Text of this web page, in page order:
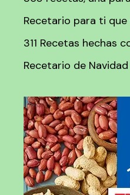
Recetario para ti
311 Recetas hechas
Recetario de Navidad